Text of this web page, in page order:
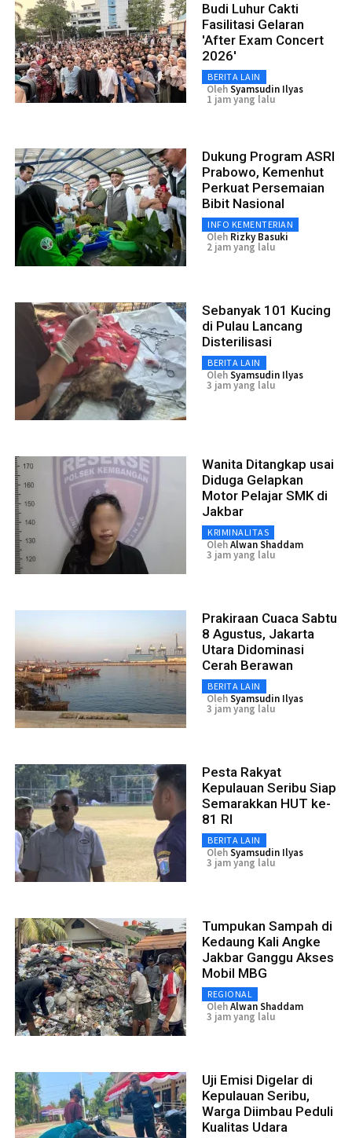
Budi Luhur Cakti
Fasilitasi Gelaran
'After Exam Concert
2026'
BERITA LAIN
OlehSyamsudin Ilyas
1 jam yang lalu
Dukung Program ASRI
Prabowo, Kemenhut
Perkuat Persemaian
Bibit Nasional
INFO KEMENTERIAN
Oleh Rizky Basuki
2 jam yang lalu
Sebanyak 101 Kucing
di Pulau Lancang
Disterilisasi
BERITA LAIN
OlehSyamsudin Ilyas
3 jam yang lalu
Wanita Ditangkap usai
Diduga Gelapkan
Motor Pelajar SMK di
Jakbar
KRIMINALITAS
OlehAlwan Shaddam
3 jam yang lalu
Prakiraan Cuaca Sabtu
8 Agustus, Jakarta
Utara Didominasi
Cerah Berawan
BERITA LAIN
OlehSyamsudin Ilyas
3 jam yang lalu
Pesta Rakyat
Kepulauan Seribu Siap
Semarakkan HUT ke-
81 RI
BERITA LAIN
OlehSyamsudin Ilyas
3 jam yang lalu
Tumpukan Sampah di
Kedaung Kali Angke
Jakbar Ganggu Akses
Mobil MBG
REGIONAL
OlehAlwan Shaddam
3 jam yang lalu
Uji Emisi Digelar di
Kepulauan Seribu,
Warga Diimbau Peduli
Kualitas Udara